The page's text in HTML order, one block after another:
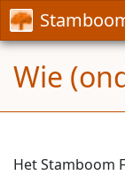
Wie
Het Stamboom